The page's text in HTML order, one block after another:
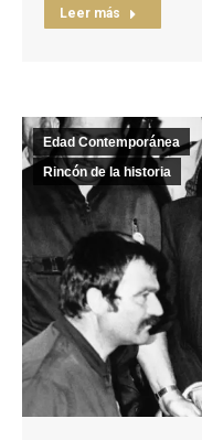
Leer más
Edad Contemporánea
Rincón de la historia